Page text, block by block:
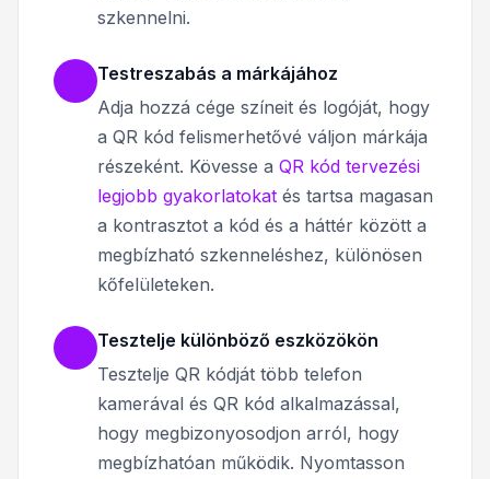
szkennelni.
Testreszabás a márkájához
Adja hozzá cége színeit és logóját, hogy
a QR kód felismerhetővé váljon márkája
részeként. Kövesse a QR kód tervezési
legjobb gyakorlatokat és tartsa magasan
a kontrasztot a kód és a háttér között a
megbízható szkenneléshez, különösen
kőfelületeken.
Tesztelje különböző eszközökön
Tesztelje QR kódját több telefon
kamerával és QR kód alkalmazással,
hogy megbizonyosodjon arról, hogy
megbízhatóan működik. Nyomtasson